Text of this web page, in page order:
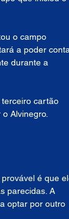
o campo
a poder
durante a
terceiro cartão
Alvinegro.
provável é que
parecidas. A
optar por outro